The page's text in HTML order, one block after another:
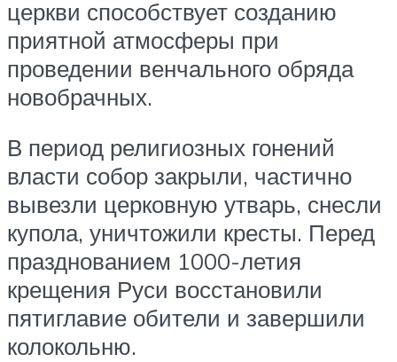
церкви способствует созданию
приятной атмосферы при
проведении венчального обряда
новобрачных.
В период религиозных гонений
власти собор закрыли, частично
вывезли церковную утварь, снесли
купола, уничтожили кресты. Перед
празднованием 1000-летия
крещения Руси восстановили
пятиглавие обители и завершили
колокольню.